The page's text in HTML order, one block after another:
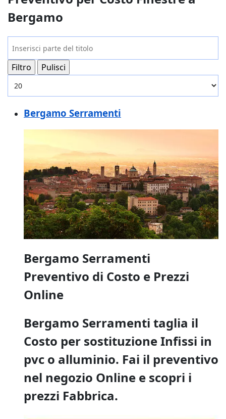
Bergamo
Filtro
Pulisci
Bergamo Serramenti
Bergamo Serramenti
Preventivo di Costo e Prezzi
Online
Bergamo Serramenti taglia il
Costo per sostituzione Infissi in
pvc o alluminio. Fai il preventivo
nel negozio Online e scopri i
prezzi Fabbrica.